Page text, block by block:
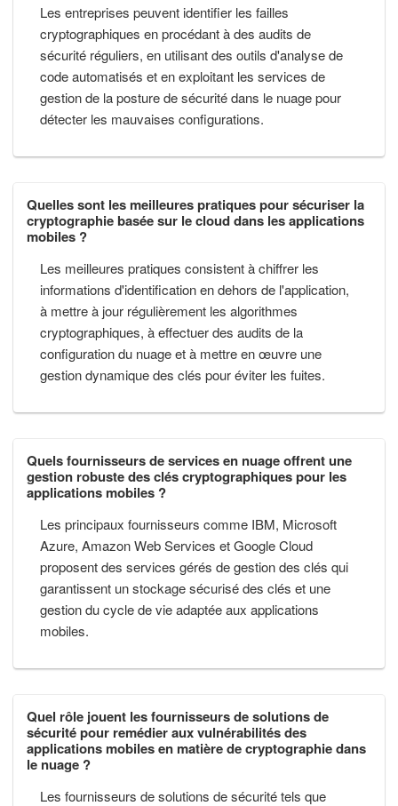
Les entreprises peuvent identifier les failles
cryptographiques en procédant à des audits de
sécurité réguliers, en utilisant des outils d'analyse de
code automatisés et en exploitant les services de
gestion de la posture de sécurité dans le nuage pour
détecter les mauvaises configurations.
Quelles sont les meilleures pratiques pour sécuriser la
cryptographie basée sur le cloud dans les applications
mobiles ?
Les meilleures pratiques consistent à chiffrer les
informations d'identification en dehors de l'application,
à mettre à jour régulièrement les algorithmes
cryptographiques, à effectuer des audits de la
configuration du nuage et à mettre en œuvre une
gestion dynamique des clés pour éviter les fuites.
Quels fournisseurs de services en nuage offrent une
gestion robuste des clés cryptographiques pour les
applications mobiles ?
Les principaux fournisseurs comme IBM, Microsoft
Azure, Amazon Web Services et Google Cloud
proposent des services gérés de gestion des clés qui
garantissent un stockage sécurisé des clés et une
gestion du cycle de vie adaptée aux applications
mobiles.
Quel rôle jouent les fournisseurs de solutions de
sécurité pour remédier aux vulnérabilités des
applications mobiles en matière de cryptographie dans
le nuage ?
Les fournisseurs de solutions de sécurité tels que